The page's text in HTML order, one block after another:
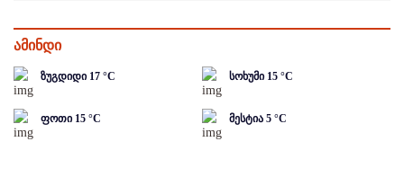
ამინდი
ზუგდიდი 17 °C სოხუმი 15 °C
ფოთი 15 °C მესტია 5 °C